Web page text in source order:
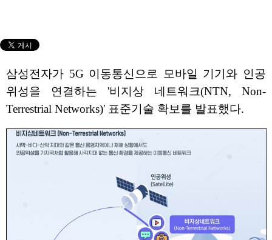
삼성전자가 5G 이동통신으로 모바일 기기와 인공
위성을 연결하는 '비지상 네트워크(NTN, Non-
Terrestrial Networks)' 표준기술 확보를 발표했다.